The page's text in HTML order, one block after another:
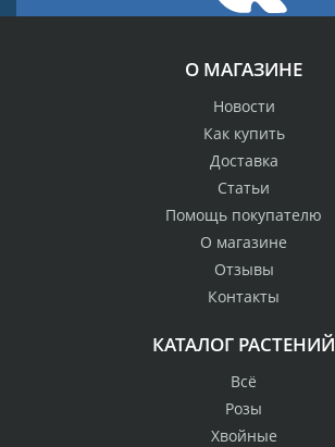
О МАГАЗИНЕ
Новости
Как купить
Доставка
Статьи
Помощь покупателю
О магазине
Отзывы
Контакты
КАТАЛОГ РАСТЕНИЙ
Всё
Розы
Хвойные